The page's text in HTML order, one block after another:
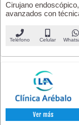
Cirujano
avanzados con
Teléfono Celular
Ver más